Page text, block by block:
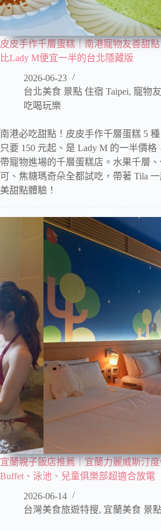
皮皮手作千層蛋糕｜南港寵物友善甜
比Lady M便宜一半的台北隱藏版
2026-06-23
台北美食 景點 住宿 Taipei, 寵物
吃喝玩樂
南港必吃甜點！皮皮手作千層蛋糕 5
只要 150 元起、是 Lady M 的一半價
帶寵物進場的千層蛋糕店。水果千層
可、焦糖瑪奇朵全都試吃，帶著 Tila
美甜點體驗！
宜蘭親子飯店推薦｜宜蘭力麗威斯汀
Buffet、泳池、兒童俱樂部超適合放電
2026-06-14
台灣美食旅遊特搜, 宜蘭美食 景